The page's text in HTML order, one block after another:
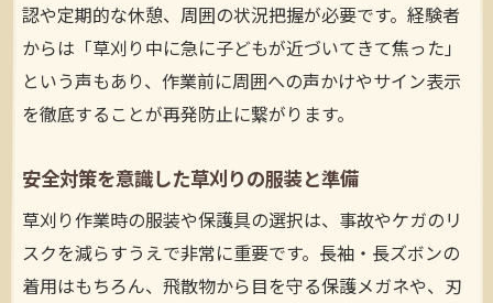
認や定期的な休憩、周囲の状況把握が必要です。経験者
からは「草刈り中に急に子どもが近づいてきて焦った」
という声もあり、作業前に周囲への声かけやサイン表示
を徹底することが再発防止に繋がります。
安全対策を意識した草刈りの服装と準備
草刈り作業時の服装や保護具の選択は、事故やケガのリ
スクを減らすうえで非常に重要です。長袖・長ズボンの
着用はもちろん、飛散物から目を守る保護メガネや、刃